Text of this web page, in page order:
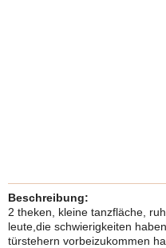
Beschreibung:
2 theken, kleine tanzfläche,
leute,die schwierigkeiten
türstehern vorbeizukommen